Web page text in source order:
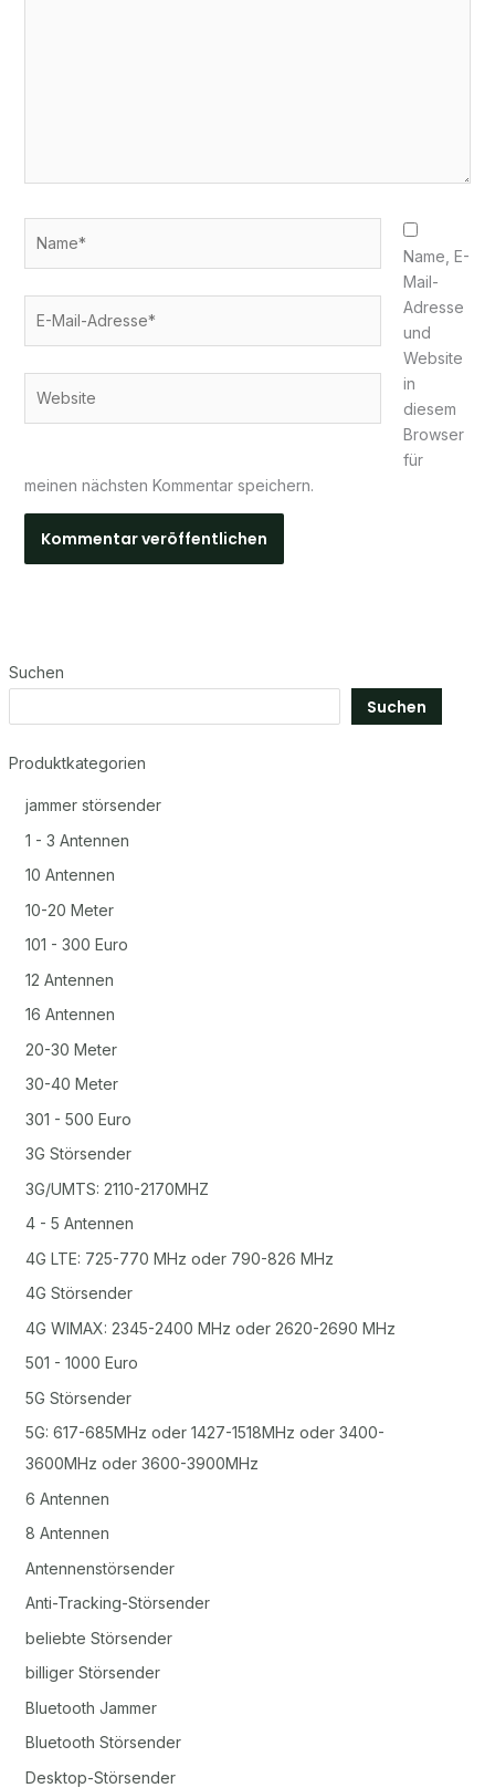
Mail-
Name, E-
Mail-
Adresse
und
Website
in
diesem
Browser
für
meinen nächsten Kommentar speichern.
Suchen
Suchen
Produktkategorien
jammer störsender
1 - 3 Antennen
10 Antennen
10-20 Meter
101 - 300 Euro
12 Antennen
16 Antennen
20-30 Meter
30-40 Meter
301 - 500 Euro
3G Störsender
3G/UMTS: 2110-2170MHZ
4 - 5 Antennen
4G LTE: 725-770 MHz oder 790-826 MHz
4G Störsender
4G WIMAX: 2345-2400 MHz oder 2620-2690 MHz
501 - 1000 Euro
5G Störsender
5G: 617-685MHz oder 1427-1518MHz oder 3400-
3600MHz oder 3600-3900MHz
6 Antennen
8 Antennen
Antennenstörsender
Anti-Tracking-Störsender
beliebte Störsender
billiger Störsender
Bluetooth Jammer
Bluetooth Störsender
Desktop-Störsender